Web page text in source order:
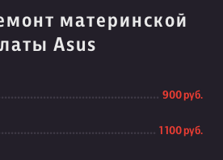
материнской
Asus
900 руб.
1 100 руб.